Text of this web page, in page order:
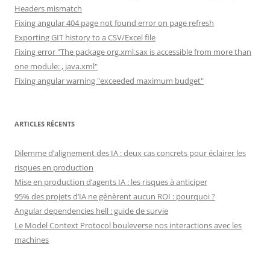
Headers mismatch
Fixing angular 404 page not found error on page refresh
Exporting GIT history to a CSV/Excel file
Fixing error "The package org.xml.sax is accessible from more than
one module: , java.xml"
Fixing angular warning "exceeded maximum budget"
ARTICLES RÉCENTS
Dilemme d’alignement des IA : deux cas concrets pour éclairer les
risques en production
Mise en production d’agents IA : les risques à anticiper
95% des projets d’IA ne génèrent aucun ROI : pourquoi ?
Angular dependencies hell : guide de survie
Le Model Context Protocol bouleverse nos interactions avec les
machines